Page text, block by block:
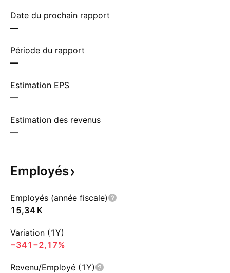
Date du prochain rapport
—
Période du rapport
—
Estimation EPS
—
Estimation des revenus
—
Employés
Employés (année fiscale)
‪15,34 K‬
Variation (1Y)
−341 −2,17%
Revenu/Employé (1Y)